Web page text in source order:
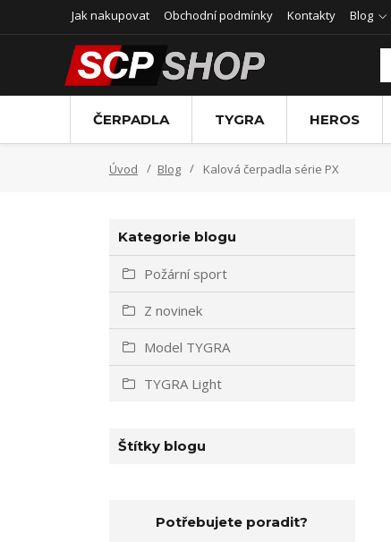
Jak nakupovat Obchodní podmínky Kontakty Blog
ČERPADLA TYGRA HEROS
Úvod Blog Kalová čerpadla série PX
Kategorie blogu
Požární sport
Z novinek
Model TYGRA
TYGRA Light
Štítky blogu
Potřebujete poradit?